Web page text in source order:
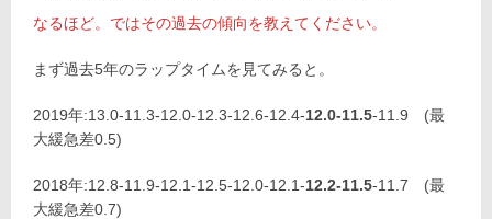
なるほど。ではその過去の傾向を教えてください。
まず過去5年のラップタイムを見てみると。
2019年:13.0-11.3-12.0-12.3-12.6-12.4-12.0-11.5-11.9 (最
大緩急差0.5)
2018年:12.8-11.9-12.1-12.5-12.0-12.1-12.2-11.5-11.7 (最
大緩急差0.7)